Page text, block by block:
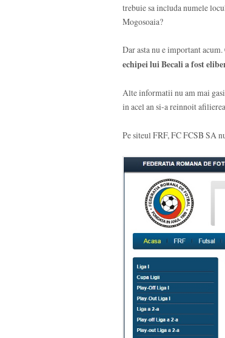
trebuie sa includa numele
Mogosoaia?
Dar asta nu e important
echipei lui Becali a fost
Alte informatii nu am mai
in acel an si-a reinnoit
Pe siteul FRF, FC FCSB SA